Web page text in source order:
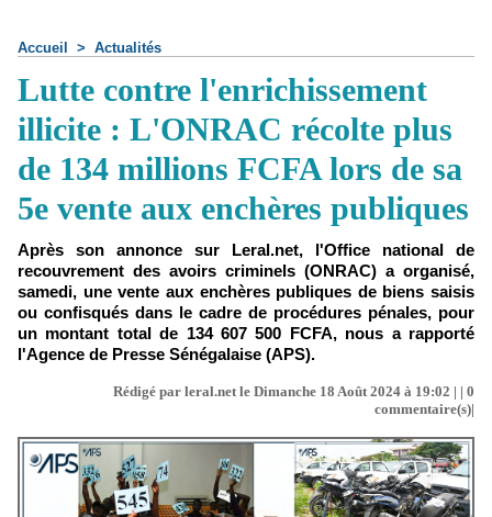
Accueil > Actualités
Lutte contre l'enrichissement
illicite : L'ONRAC récolte plus
de 134 millions FCFA lors de sa
5e vente aux enchères publiques
Après son annonce sur Leral.net, l'Office national de
recouvrement des avoirs criminels (ONRAC) a organisé,
samedi, une vente aux enchères publiques de biens saisis
ou confisqués dans le cadre de procédures pénales, pour
un montant total de 134 607 500 FCFA, nous a rapporté
l'Agence de Presse Sénégalaise (APS).
Rédigé par leral.net le Dimanche 18 Août 2024 à 19:02 | | 0
commentaire(s)|